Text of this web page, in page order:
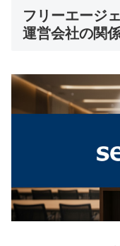
フリーエージ
運営会社の関